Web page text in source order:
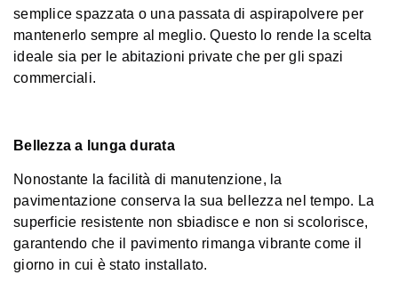
semplice spazzata o una passata di aspirapolvere per
mantenerlo sempre al meglio. Questo lo rende la scelta
ideale sia per le abitazioni private che per gli spazi
commerciali.
Bellezza a lunga durata
Nonostante la facilità di manutenzione, la
pavimentazione conserva la sua bellezza nel tempo. La
superficie resistente non sbiadisce e non si scolorisce,
garantendo che il pavimento rimanga vibrante come il
giorno in cui è stato installato.